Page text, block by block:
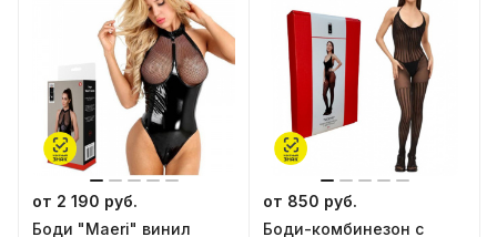
от 2 190 руб.
Боди "Maeri" винил
от 850 руб.
Боди-комбинезон с